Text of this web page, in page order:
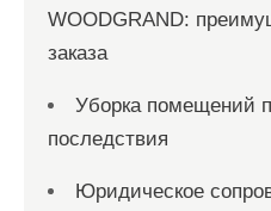
WOODGRAND:
заказа
Уборка помещений
последствия
Юридическое